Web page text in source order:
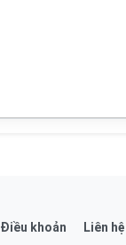
Điều khoản Liên hệ